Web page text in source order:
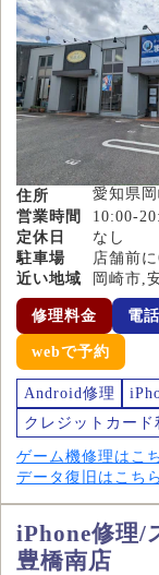
住所
愛知県
営業時間
10:00-
定休日
なし
駐車場
店舗前
近い地域
岡崎市,
修理料金 電
webで予約
Android修理
クレジットカード
ゲーム機修理はこ
データ復旧はこちら
iPhone修理/
豊橋南店